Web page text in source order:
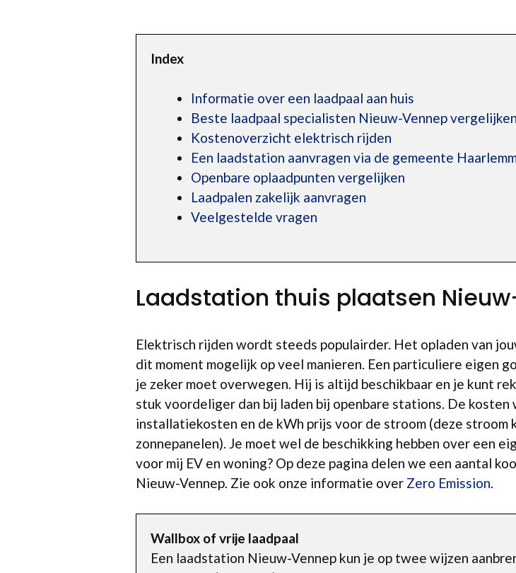
Index
Informatie over een laadpaal aan huis
Beste laadpaal specialisten Nieuw-Vennep
Kostenoverzicht elektrisch rijden
Een laadstation aanvragen via de gemeente
Openbare oplaadpunten vergelijken
Laadpalen zakelijk aanvragen
Veelgestelde vragen
Laadstation thuis plaatsen
Elektrisch rijden wordt steeds populairder. Het opladen van
dit moment mogelijk op veel manieren. Een particuliere eigen
je zeker moet overwegen. Hij is altijd beschikbaar en je kunt
stuk voordeliger dan bij laden bij openbare stations. De
installatiekosten en de kWh prijs voor de stroom (deze stroom
zonnepanelen). Je moet wel de beschikking hebben over een
voor mij EV en woning? Op deze pagina delen we een aantal
Nieuw-Vennep. Zie ook onze informatie over Zero Emission.
Wallbox of vrije laadpaal
Een laadstation Nieuw-Vennep kun je op twee wijzen